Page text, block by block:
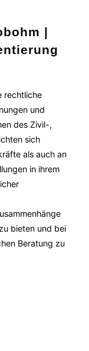
|
rechtliche
und
des Zivil-,
sich
als auch an
in ihrem
bieten und bei
Beratung zu